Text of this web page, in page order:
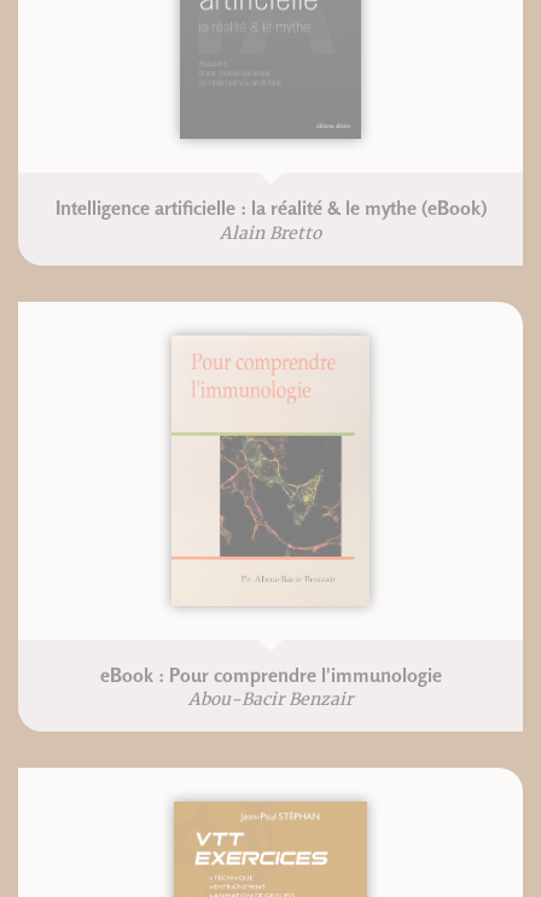
Intelligence artificielle : la réalité & le mythe (eBook)
Alain Bretto
eBook : Pour comprendre l'immunologie
Abou-Bacir Benzair